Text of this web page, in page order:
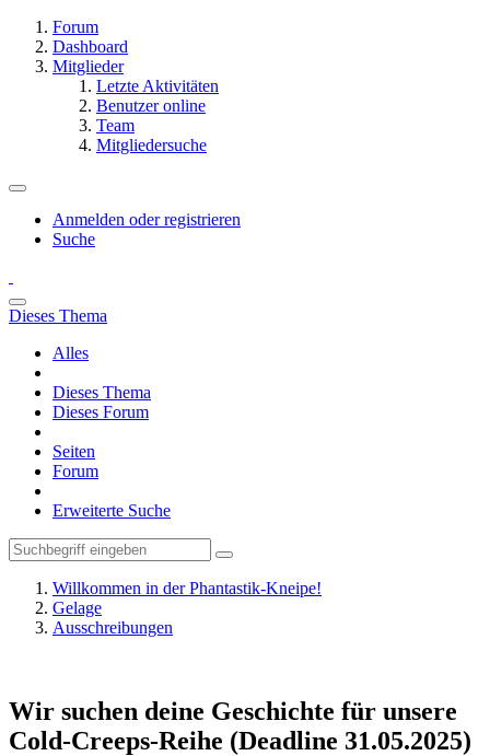
Forum
Dashboard
Mitglieder
Letzte Aktivitäten
Benutzer online
Team
Mitgliedersuche
Anmelden oder registrieren
Suche
Dieses Thema
Alles
Dieses Thema
Dieses Forum
Seiten
Forum
Erweiterte Suche
Willkommen in der Phantastik-Kneipe!
Gelage
Ausschreibungen
Wir suchen deine Geschichte für unsere
Cold-Creeps-Reihe (Deadline 31.05.2025)